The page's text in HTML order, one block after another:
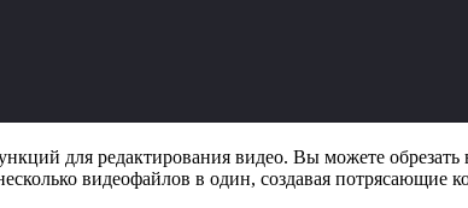
для редактирования видео. Вы можете
видеофайлов в один, создавая